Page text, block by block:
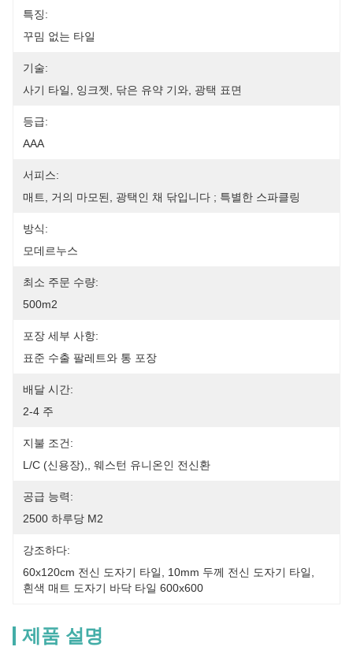
특징:
꾸밈 없는 타일
기술:
사기 타일, 잉크젯, 닦은 유약 기와, 광택 표면
등급:
AAA
서피스:
매트, 거의 마모된, 광택인 채 닦입니다 ; 특별한 스파클링
방식:
모데르누스
최소 주문 수량:
500m2
포장 세부 사항:
표준 수출 팔레트와 통 포장
배달 시간:
2-4 주
지불 조건:
L/C (신용장),, 웨스턴 유니온인 전신환
공급 능력:
2500 하루당 M2
강조하다:
60x120cm 전신 도자기 타일
10mm 두께 전신 도자기 타일
흰색 매트 도자기 바닥 타일 600x600
제품 설명